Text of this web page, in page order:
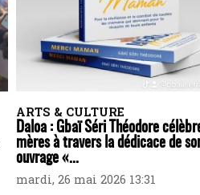
ARTS & CULTURE
Daloa : Gbaï Séri Théodore
mères à travers la dédicace de
ouvrage «...
mardi, 26 mai 2026 13:31